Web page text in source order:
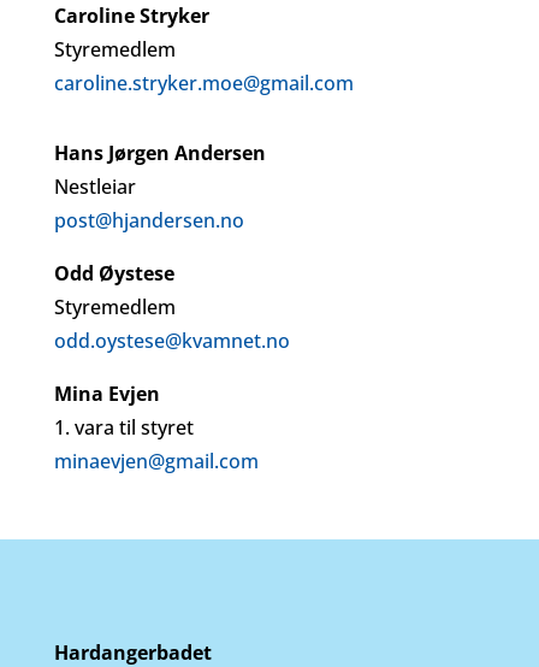
Caroline Stryker
Styremedlem
caroline.stryker.moe@gmail.com
Hans Jørgen Andersen
Nestleiar
post@hjandersen.no
Odd Øystese
Styremedlem
odd.oystese@kvamnet.no
Mina Evjen
1. vara til styret
minaevjen@gmail.com
Hardangerbadet